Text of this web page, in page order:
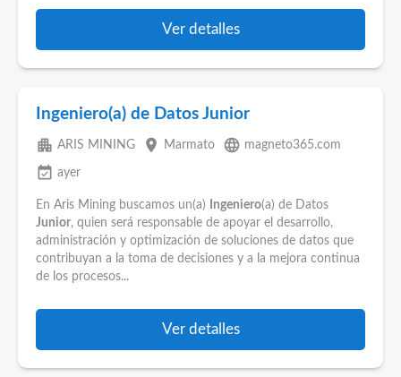
Ver detalles
Ingeniero(a) de Datos Junior
apartment ARIS MINING place Marmato language magneto365.com
event_available ayer
En Aris Mining buscamos un(a) Ingeniero(a) de Datos
Junior, quien será responsable de apoyar el desarrollo,
administración y optimización de soluciones de datos que
contribuyan a la toma de decisiones y a la mejora continua
de los procesos...
Ver detalles